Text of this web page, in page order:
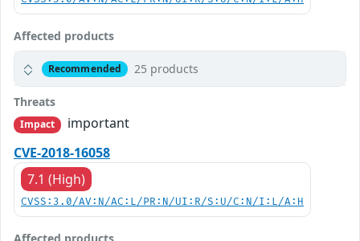
Affected products
Recommended 25 products
Threats
Impact
important
CVE-2018-16058
7.1 (High)
CVSS:3.0/AV:N/AC:L/PR:N/UI:R/S:U/C:N/I:L/A:H
Affected products